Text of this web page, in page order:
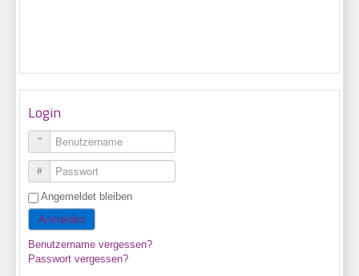
Login
Benutzername
Passwort
Angemeldet bleiben
Anmelden
Benutzername vergessen?
Passwort vergessen?